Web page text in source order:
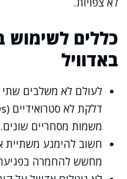
כללים לשימוש
באדוויל
לעולם לא משלבים
משמות מסחריים שונים.
חשוב להימנע משתיית
מחשש להחמרה